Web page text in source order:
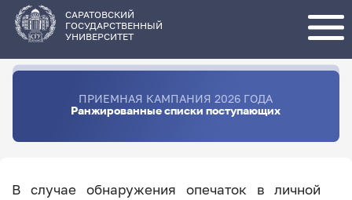
основному
содержанию
САРАТОВСКИЙ
ГОСУДАРСТВЕННЫЙ
УНИВЕРСИТЕТ
ПРИЕМНАЯ КАМПАНИЯ 2026 ГОДА
Ранжированные списки поступающих
В случае обнаружения опечаток в личной